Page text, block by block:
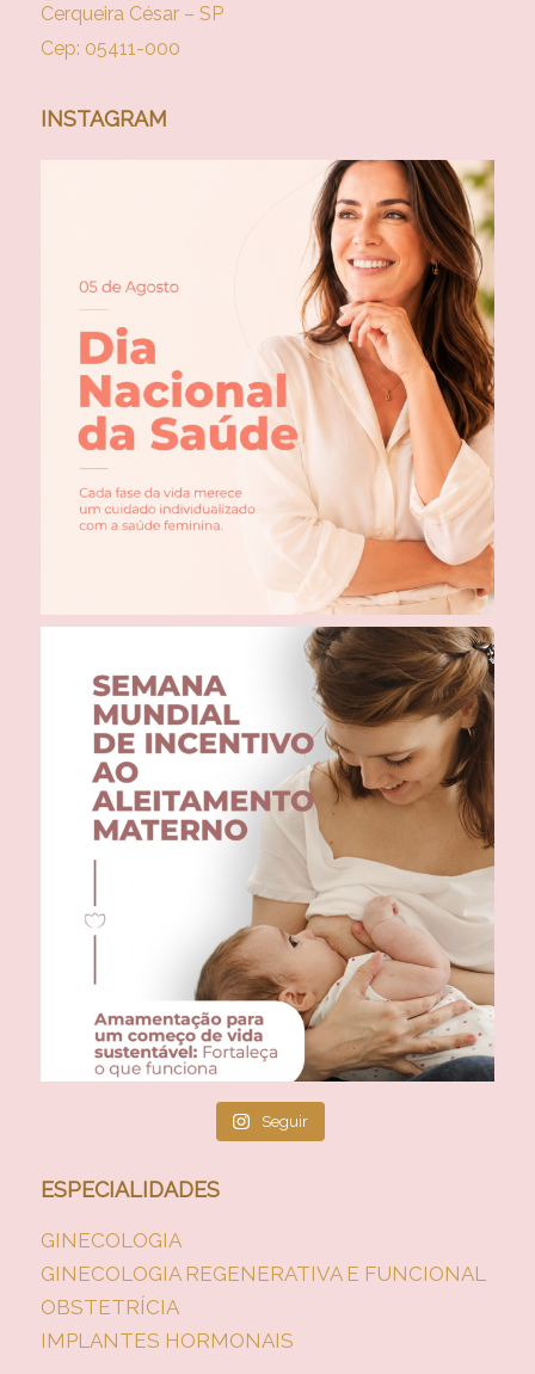
Cerqueira César – SP
Cep: 05411-000
INSTAGRAM
Seguir
ESPECIALIDADES
GINECOLOGIA
GINECOLOGIA REGENERATIVA E FUNCIONAL
OBSTETRÍCIA
IMPLANTES HORMONAIS